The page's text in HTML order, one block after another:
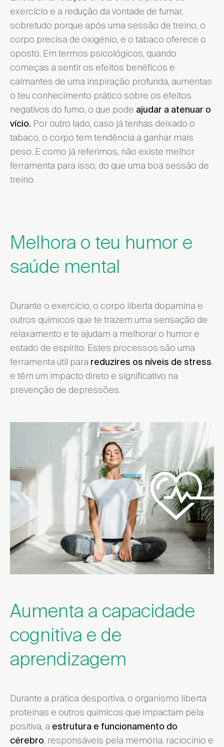
exercício e a redução da vontade de fumar,
sobretudo porque após uma sessão de treino, o
corpo precisa de oxigénio, e o tabaco oferece o
oposto. Em termos psicológicos, quando
começas a sentir os efeitos benéficos e
calmantes de uma inspiração profunda, aumentas
o teu conhecimento prático sobre os efeitos
negativos do fumo, o que pode ajudar a atenuar o
vício. Por outro lado, caso já tenhas deixado o
tabaco, o corpo tem tendência a ganhar mais
peso. E como já referimos, não existe melhor
ferramenta para isso, do que uma boa sessão de
treino.
Melhora o teu humor e
saúde mental
Durante o exercício, o corpo liberta dopamina e
outros químicos que te trazem uma sensação de
relaxamento e te ajudam a melhorar o humor e
estado de espírito. Estes processos são uma
ferramenta útil para reduzires os níveis de stress,
e têm um impacto direto e significativo na
prevenção de depressões.
Aumenta a capacidade
cognitiva e de
aprendizagem
Durante a prática desportiva, o organismo liberta
proteínas e outros químicos que impactam pela
positiva, a estrutura e funcionamento do
cérebro, responsáveis pela memória, raciocínio e